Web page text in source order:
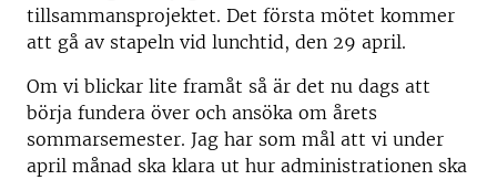
tillsammansprojektet. Det första mötet kommer
att gå av stapeln vid lunchtid, den 29 april.
Om vi blickar lite framåt så är det nu dags att
börja fundera över och ansöka om årets
sommarsemester. Jag har som mål att vi under
april månad ska klara ut hur administrationen ska